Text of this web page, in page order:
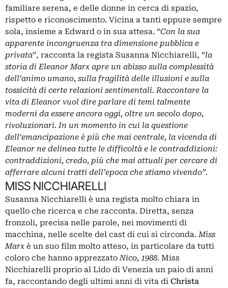
familiare serena, e delle donne in cerca di spazio,
rispetto e riconoscimento. Vicina a tanti eppure sempre
sola, insieme a Edward o in sua attesa. “Con la sua
apparente incongruenza tra dimensione pubblica e
privata”, racconta la regista Susanna Nicchiarelli, “la
storia di Eleanor Marx apre un abisso sulla complessità
dell’animo umano, sulla fragilità delle illusioni e sulla
tossicità di certe relazioni sentimentali. Raccontare la
vita di Eleanor vuol dire parlare di temi talmente
moderni da essere ancora oggi, oltre un secolo dopo,
rivoluzionari. In un momento in cui la questione
dell’emancipazione è più che mai centrale, la vicenda di
Eleanor ne delinea tutte le difficoltà e le contraddizioni:
contraddizioni, credo, più che mai attuali per cercare di
afferrare alcuni tratti dell’epoca che stiamo vivendo”.
MISS NICCHIARELLI
Susanna Nicchiarelli è una regista molto chiara in
quello che ricerca e che racconta. Diretta, senza
fronzoli, precisa nelle parole, nei movimenti di
macchina, nelle scelte del cast di cui si circonda.Miss
Marx è un suo film molto atteso, in particolare da tutti
coloro che hanno apprezzatoNico, 1988. Miss
Nicchiarelli proprio al Lido di Venezia un paio di anni
fa, raccontando degli ultimi anni di vita di Christa